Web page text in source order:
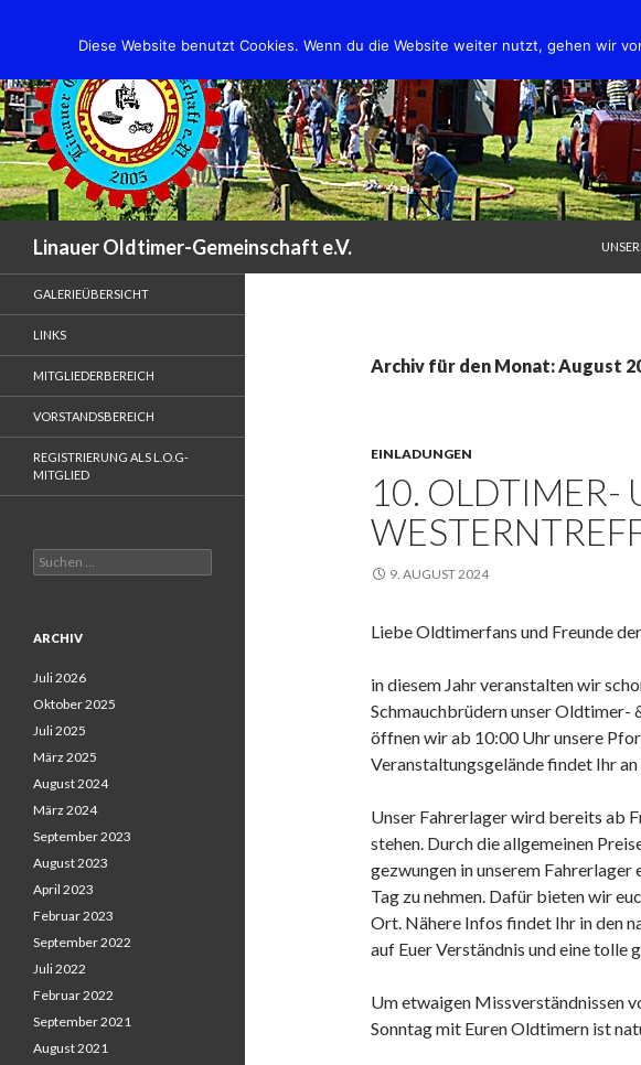
Linauer Oldtimer-Gemeinschaft e.V.
Archiv für den Monat: August
EINLADUNGEN
10. OLDTIMER-
9. AUGUST 2024
Liebe Oldtimerfans und Freunde
in diesem Jahr veranstalten wir
Schmauchbrüdern unser Oldtimer-
öffnen wir ab 10:00 Uhr unsere
Veranstaltungsgelände findet Ihr
Unser Fahrerlager wird bereits ab
stehen. Durch die allgemeinen
gezwungen in unserem
Tag zu nehmen. Dafür bieten wir
Ort. Nähere Infos findet Ihr in den
auf Euer Verständnis und eine tolle
Um etwaigen Missverständnissen
Sonntag mit Euren Oldtimern ist
GALERIEÜBERSICHT
LINKS
MITGLIEDERBEREICH
VORSTANDSBEREICH
REGISTRIERUNG ALS L.O.G-
MITGLIED
Suchen
nach:
ARCHIV
Juli 2026
Oktober 2025
Juli 2025
März 2025
August 2024
März 2024
September 2023
August 2023
April 2023
Februar 2023
September 2022
Juli 2022
Februar 2022
September 2021
August 2021
Diese Website benutzt Cookies. Wenn du die Website weiter nutzt, gehen wir